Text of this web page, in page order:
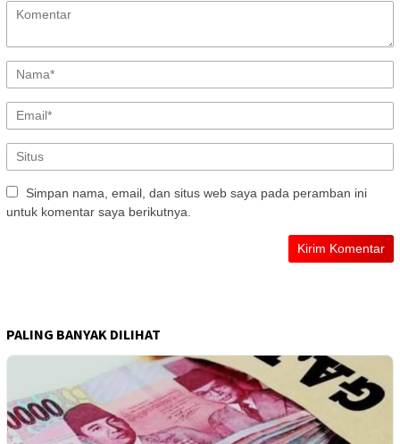
Simpan nama, email, dan situs web saya pada peramban ini
untuk komentar saya berikutnya.
PALING BANYAK DILIHAT